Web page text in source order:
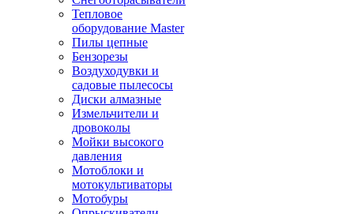
Тепловое
оборудование Master
Пилы цепные
Бензорезы
Воздуходувки и
садовые пылесосы
Диски алмазные
Измельчители и
дровоколы
Мойки высокого
давления
Мотоблоки и
мотокультиваторы
Мотобуры